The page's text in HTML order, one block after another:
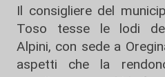
Il consigliere del
Toso tesse le lodi
Alpini, con sede a
aspetti che la